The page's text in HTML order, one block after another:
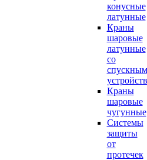
конусные
латунные
Краны
шаровые
латунные
со
спускным
Краны
шаровые
чугунные
Системы
защиты
от
протечек